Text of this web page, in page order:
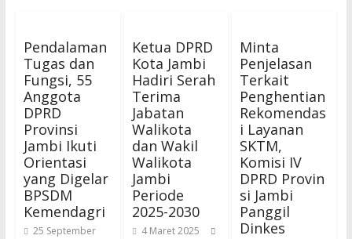
Pendalaman
Tugas dan
Fungsi, 55
Anggota
DPRD
Provinsi
Jambi Ikuti
Orientasi
yang Digelar
BPSDM
Kemendagri
25 September
Ketua DPRD
Kota Jambi
Hadiri Serah
Terima
Jabatan
Walikota
dan Wakil
Walikota
Jambi
Periode
2025-2030
4 Maret 2025
Minta
Penjelasan
Terkait
Penghentian
Rekomendas
i Layanan
SKTM,
Komisi IV
DPRD Provin
si Jambi
Panggil
Dinkes